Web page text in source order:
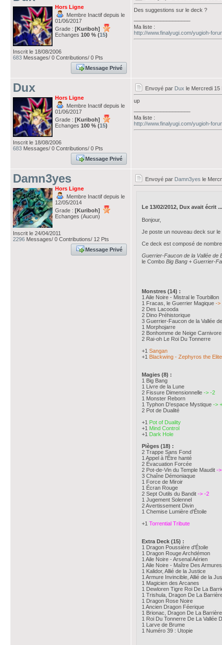
Hors Ligne
Membre Inactif depuis le
01/06/2017
Grade : [Kuriboh]
Echanges 100 % (15)
Inscrit le 18/08/2006
683 Messages/ 0 Contributions/ 0 Pts
Message Privé
Des suggestions sur le deck ?
Ma liste :
http://www.finalyugi.com/yugioh-
Dux
Hors Ligne
Membre Inactif depuis le
01/06/2017
Grade : [Kuriboh]
Echanges 100 % (15)
Inscrit le 18/08/2006
683 Messages/ 0 Contributions/ 0 Pts
Message Privé
Envoyé par Dux le Mercredi 15
up
Ma liste :
http://www.finalyugi.com/yugioh-
Damn3yes
Hors Ligne
Membre Inactif depuis le
12/05/2014
Grade : [Kuriboh]
Echanges (Aucun)
Inscrit le 24/04/2011
2296 Messages/ 0 Contributions/ 12 Pts
Message Privé
Envoyé par Damn3yes le
Le 13/02/2012, Dux avait écrit ...
Bonjour,
Je poste un nouveau deck sur
Ce deck est composé de
Guerrier-Faucon de la Vallée de
le Combo Big Bang + Guerrier-
Monstres (14) :
1 Aile Noire - Mistral le Tourbillon
1 Fracas, le Guerrier Magique ->
2 Des Lacooda
2 Dino Préhistorique
3 Guerrier-Faucon de la Vallée
1 Morphojarre
2 Bonhomme de Neige Carnivore
2 Rai-oh Le Roi Du Tonnerre
+1 Sangan
+1
Blackwing - Zephyros the Elite
Magies (8) :
1 Big Bang
1 Livre de la Lune
2 Fissure Dimensionnelle -> -2
1 Monster Reborn
1 Typhon D'espace Mystique ->
2 Pot de Dualité
+1
Pot of Duality
+1 Mind Control
+1
Dark Hole
Pièges (18) :
2 Trappe Sans Fond
1 Appel à l'Être hanté
2 Évacuation Forcée
2 Pot-de-Vin du Temple Maudit -
3 Chaîne Démoniaque
1 Force de Miroir
1 Écran Rouge
2 Sept Outils du Bandit -> -2
1 Jugement Solennel
2 Avertissement Divin
1 Chemise Lumière d'Étoile
+1 Torrential Tribute
Extra Deck (15) :
1 Dragon Poussière d'Étoile
1 Dragon Rouge Archdémon
1 Aile Noire - Arsenal Aérien
1 Aile Noire - Maître Des Armures
1 Kalidor, Allié de la Justice
1 Armure Invincible, Allié de la
1 Magicien des Arcanes
1 Dewloren Tigre Roi De La
1 Trishula, Dragon De La
1 Dragon Rose Noire
1 Ancien Dragon Féerique
1 Brionac, Dragon De La
1 Roi Du Tonnerre De La Vallée
1 Larve de Brume
1 Numéro 39 : Utopie